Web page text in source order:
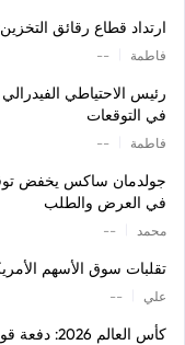
ارتداد قطاع رقائق
فاطمة --
رئيس الاحتياطي
في التوقعات
فاطمة --
في العرض والطلب
محمد --
تقلبات سوق الأسهم
علي --
كأس العالم 2026: دفعة قوية لأسواق التنبؤات وتعزيز لـ DraftKings